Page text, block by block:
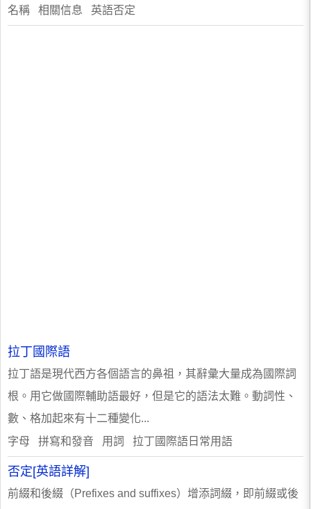
名稱 相關信息 英語否定
拉丁國際語
拉丁語是現代西方各個語言的鼻祖，其辭彙大量成為國際詞
根。用它做國際輔助語最好，但是它的語法太難。動詞性、
數、格加起來有十二種變化...
字母 拼寫和發音 用詞 拉丁國際語日常用語
否定[英語詳解]
前綴和後綴（Prefixes and suffixes）增添詞綴，即前綴或後